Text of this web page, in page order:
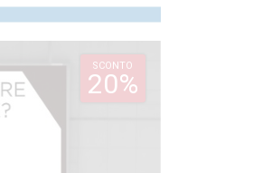
SCONTO
20%